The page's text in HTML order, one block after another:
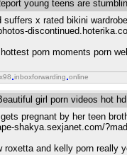
young teens are
suffers x rated bikini
porn moments porn
inboxforwarding online
girl porn videos hot
pregnant by her teen
shakya.sexjanet.com/
roxetta and kelly porn really